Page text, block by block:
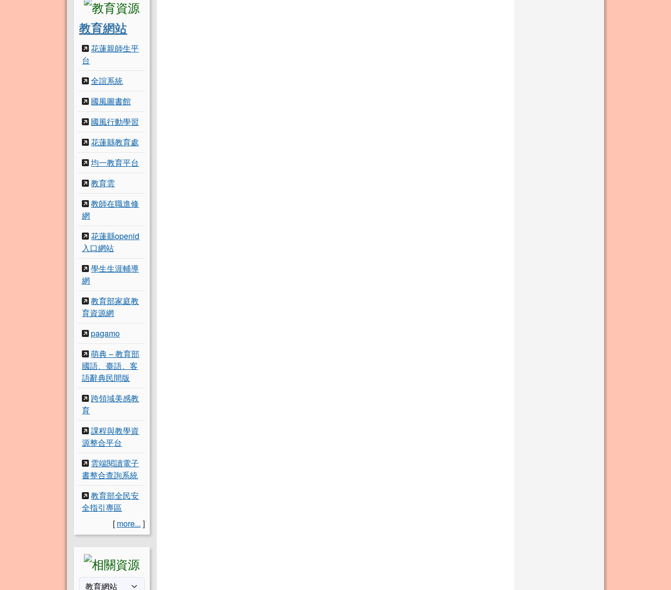
教育網站
花蓮親師生平
台
全誼系統
國風圖書館
國風行動學習
花蓮縣教育處
均一教育平台
教育雲
教師在職進修
網
花蓮縣openid
入口網站
學生生涯輔導
網
教育部家庭教
育資源網
pagamo
萌典 – 教育部
國語、臺語、客
語辭典民間版
跨領域美感教
育
課程與教學資
源整合平台
雲端閱讀電子
書整合查詢系統
教育部全民安
全指引專區
[ more... ]